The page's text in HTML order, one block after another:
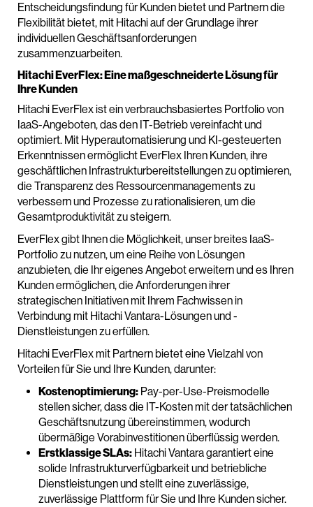
Entscheidungsfindung für Kunden bietet und Partnern die
Flexibilität bietet, mit Hitachi auf der Grundlage ihrer
individuellen Geschäftsanforderungen
zusammenzuarbeiten.
Hitachi EverFlex: Eine maßgeschneiderte Lösung für
Ihre Kunden
Hitachi EverFlex ist ein verbrauchsbasiertes Portfolio von
IaaS-Angeboten, das den IT-Betrieb vereinfacht und
optimiert. Mit Hyperautomatisierung und KI-gesteuerten
Erkenntnissen ermöglicht EverFlex Ihren Kunden, ihre
geschäftlichen Infrastrukturbereitstellungen zu optimieren,
die Transparenz des Ressourcenmanagements zu
verbessern und Prozesse zu rationalisieren, um die
Gesamtproduktivität zu steigern.
EverFlex gibt Ihnen die Möglichkeit, unser breites IaaS-
Portfolio zu nutzen, um eine Reihe von Lösungen
anzubieten, die Ihr eigenes Angebot erweitern und es Ihren
Kunden ermöglichen, die Anforderungen ihrer
strategischen Initiativen mit Ihrem Fachwissen in
Verbindung mit Hitachi Vantara-Lösungen und -
Dienstleistungen zu erfüllen.
Hitachi EverFlex mit Partnern bietet eine Vielzahl von
Vorteilen für Sie und Ihre Kunden, darunter:
Kostenoptimierung: Pay-per-Use-Preismodelle
stellen sicher, dass die IT-Kosten mit der tatsächlichen
Geschäftsnutzung übereinstimmen, wodurch
übermäßige Vorabinvestitionen überflüssig werden.
Erstklassige SLAs: Hitachi Vantara garantiert eine
solide Infrastrukturverfügbarkeit und betriebliche
Dienstleistungen und stellt eine zuverlässige,
zuverlässige Plattform für Sie und Ihre Kunden sicher.